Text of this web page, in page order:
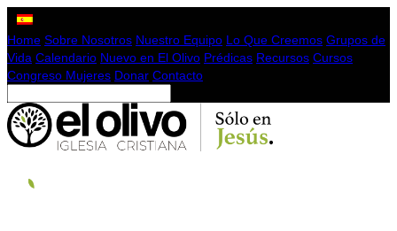
Home Sobre Nosotros Nuestro Equipo Lo Que Creemos Grupos de
Vida Calendario Nuevo en El Olivo Prédicas Recursos Cursos
Congreso Mujeres Donar Contacto